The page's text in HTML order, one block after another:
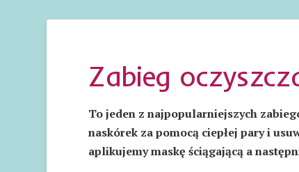
Zabierzowie
Zabieg
To jeden z najpopularniejszych
naskórek za pomocą ciepłej pary i
aplikujemy maskę ściągającą a